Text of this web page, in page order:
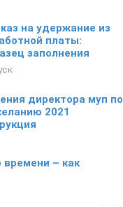
на удержание из
платы:
заполнения
директора муп по
2021
– как